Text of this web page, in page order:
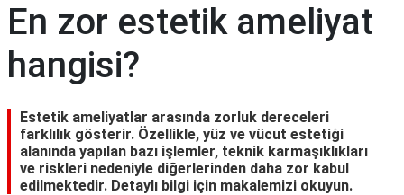
En zor estetik ameliyat
hangisi?
Estetik ameliyatlar arasında zorluk dereceleri
farklılık gösterir. Özellikle, yüz ve vücut estetiği
alanında yapılan bazı işlemler, teknik karmaşıklıkları
ve riskleri nedeniyle diğerlerinden daha zor kabul
edilmektedir. Detaylı bilgi için makalemizi okuyun.